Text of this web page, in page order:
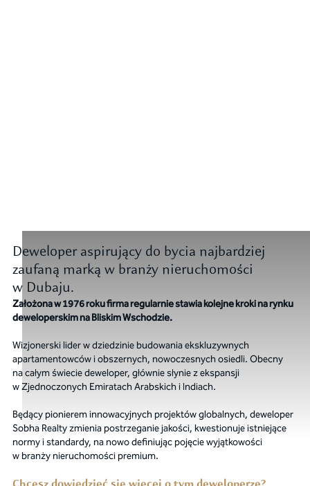
Deweloper aspirujący do bycia najbardziej
zaufaną marką w branży nieruchomości
w Dubaju.
Założona w 1976 roku firma regularnie stawia kolejne kroki na rynku
deweloperskim na Bliskim Wschodzie.
Wizjonerski lider w dziedzinie budowania ekskluzywnych
apartamentowców i obszernych, nowoczesnych osiedli. Obecny
na całym świecie deweloper, głównie słynie z ekspansji
w Zjednoczonych Emiratach Arabskich i Indiach.
Będący pionierem innowacyjnych projektów globalnych, deweloper
Sobha Realty zmienia postrzeganie jakości, kwestionuje istniejące
normy i standardy, na nowo definiując pojęcie wyjątkowości
w branży nieruchomości premium.